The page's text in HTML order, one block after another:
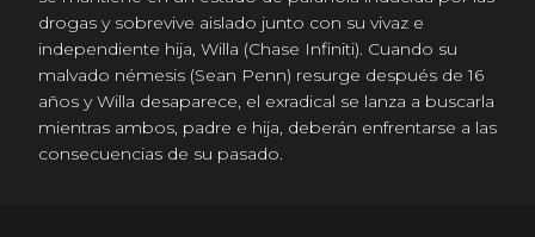
drogas y sobrevive aislado junto con su vivaz e
independiente hija, Willa (Chase Infiniti). Cuando su
malvado némesis (Sean Penn) resurge después de 16
años y Willa desaparece, el exradical se lanza a buscarla
mientras ambos, padre e hija, deberán enfrentarse a las
consecuencias de su pasado.